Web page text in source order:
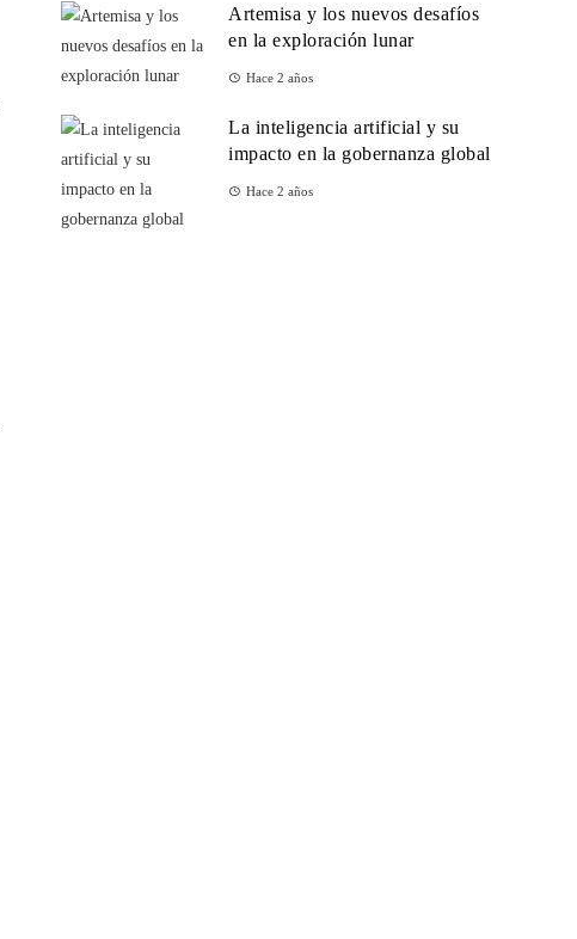
Artemisa y los nuevos desafíos
en la exploración lunar
Hace 2 años
La inteligencia artificial y su
impacto en la gobernanza global
Hace 2 años